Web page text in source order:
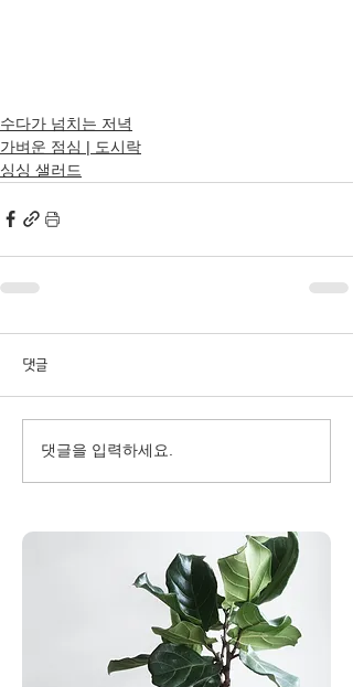
수다가 넘치는 저녁
가벼운 점심 | 도시락
싱싱 샐러드
댓글
댓글을 입력하세요.